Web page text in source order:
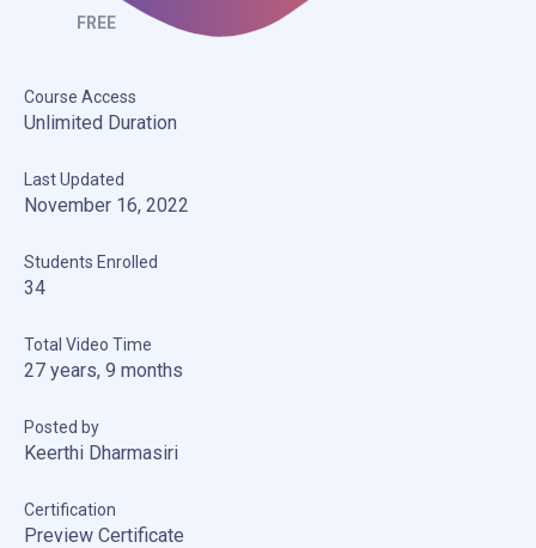
FREE
Course Access
Unlimited Duration
Last Updated
November 16, 2022
Students Enrolled
34
Total Video Time
27 years, 9 months
Posted by
Keerthi Dharmasiri
Certification
Preview Certificate